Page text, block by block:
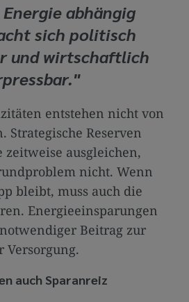
abhängig
sich politisch
und wirtschaftlich
entstehen nicht von
Strategische Reserven
zeitweise ausgleichen,
nicht. Wenn
bleibt, muss auch die
Energieeinsparungen
Beitrag zur
Versorgung.
auch Sparanreiz